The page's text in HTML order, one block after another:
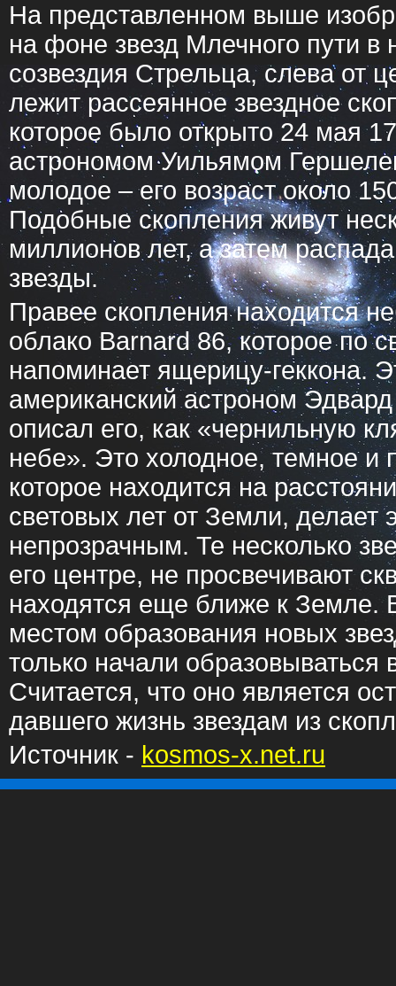
На представленном выше
на фоне звезд Млечного пути в
созвездия Стрельца, слева от
лежит рассеянное звездное
которое было открыто 24 мая
астрономом Уильямом
молодое – его возраст около
Подобные скопления живут
миллионов лет, а затем
звезды.
Правее скопления находится
облако Barnard 86, которое по
напоминает ящерицу-геккона.
американский астроном
описал его, как «чернильную
небе». Это холодное, темное и
которое находится на
световых лет от Земли, делает
непрозрачным. Те несколько
его центре, не просвечивают
находятся еще ближе к Земле.
местом образования новых
только начали образовываться
Считается, что оно является
давшего жизнь звездам из
Источник - kosmos-x.net.ru